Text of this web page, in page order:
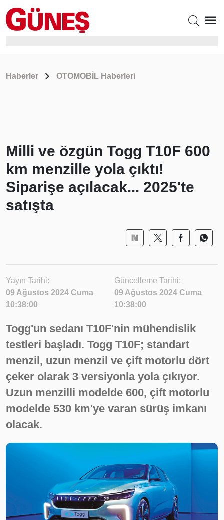
Haberler OTOMOBİL Haberleri
Milli ve özgün Togg T10F 600
km menzille yola çıktı!
Siparişe açılacak... 2025'te
satışta
Yayın Tarihi:
09 Ağustos 2024 Cuma
10:38:00
Güncelleme Tarihi:
09 Ağustos 2024 Cuma
10:38:00
Togg'un sedanı T10F'nin mühendislik
testleri başladı. Togg T10F; standart
menzil, uzun menzil ve çift motorlu dört
çeker olarak 3 versiyonla yola çıkıyor.
Uzun menzilli modelde 600, çift motorlu
modelde 530 km'ye varan sürüş imkanı
olacak.